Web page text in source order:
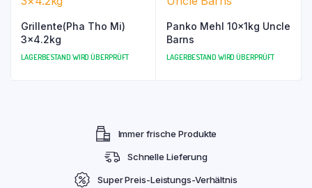
Grillente(Pha Tho Mi)
3×4.2kg
LAGERBESTAND WIRD ÜBERPRÜFT
Panko Mehl 10x1kg Uncle
Barns
LAGERBESTAND WIRD ÜBERPRÜFT
Immer frische Produkte
Schnelle Lieferung
Super Preis-Leistungs-Verhältnis